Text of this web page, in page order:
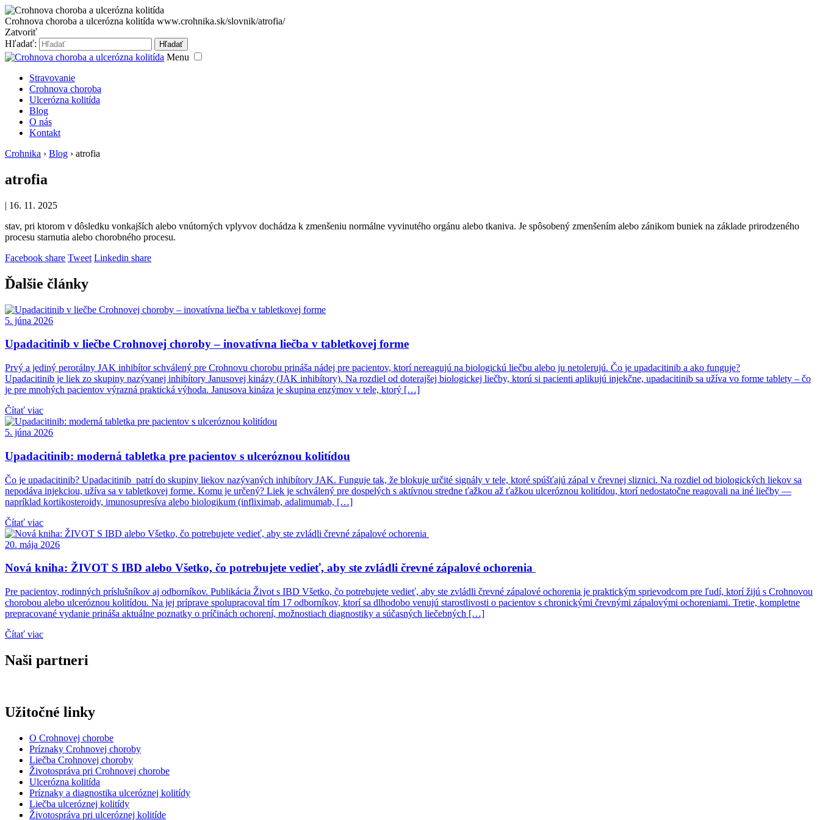
Crohnova choroba a ulcerózna kolitída www.crohnika.sk/slovnik/atrofia/
Zatvoriť
Hľadať:
Hľadať
Menu
Stravovanie
Crohnova choroba
Ulcerózna kolitída
Blog
O nás
Kontakt
Crohnika › Blog › atrofia
atrofia
| 16. 11. 2025
stav, pri ktorom v dôsledku vonkajších alebo vnútorných vplyvov dochádza k zmenšeniu normálne vyvinutého orgánu alebo tkaniva. Je spôsobený zmenšením alebo zánikom buniek na základe prirodzeného
procesu starnutia alebo chorobného procesu.
Facebook share Tweet Linkedin share
Ďalšie články
5. júna 2026
Upadacitinib v liečbe Crohnovej choroby – inovatívna liečba v tabletkovej forme
Prvý a jediný perorálny JAK inhibítor schválený pre Crohnovu chorobu prináša nádej pre pacientov, ktorí nereagujú na biologickú liečbu alebo ju netolerujú. Čo je upadacitinib a ako funguje?
Upadacitinib je liek zo skupiny nazývanej inhibítory Janusovej kinázy (JAK inhibítory). Na rozdiel od doterajšej biologickej liečby, ktorú si pacienti aplikujú injekčne, upadacitinib sa užíva vo forme tablety – čo
je pre mnohých pacientov výrazná praktická výhoda. Janusova kináza je skupina enzýmov v tele, ktorý […]
Čítať viac
5. júna 2026
Upadacitinib: moderná tabletka pre pacientov s ulceróznou kolitídou
Čo je upadacitinib? Upadacitinib patrí do skupiny liekov nazývaných inhibítory JAK. Funguje tak, že blokuje určité signály v tele, ktoré spúšťajú zápal v črevnej sliznici. Na rozdiel od biologických liekov sa
nepodáva injekciou, užíva sa v tabletkovej forme. Komu je určený? Liek je schválený pre dospelých s aktívnou stredne ťažkou až ťažkou ulceróznou kolitídou, ktorí nedostatočne reagovali na iné liečby —
napríklad kortikosteroidy, imunosupresíva alebo biologikum (infliximab, adalimumab, […]
Čítať viac
20. mája 2026
Nová kniha: ŽIVOT S IBD alebo Všetko, čo potrebujete vedieť, aby ste zvládli črevné zápalové ochorenia
Pre pacientov, rodinných príslušníkov aj odborníkov. Publikácia Život s IBD Všetko, čo potrebujete vedieť, aby ste zvládli črevné zápalové ochorenia je praktickým sprievodcom pre ľudí, ktorí žijú s Crohnovou
chorobou alebo ulceróznou kolitídou. Na jej príprave spolupracoval tím 17 odborníkov, ktorí sa dlhodobo venujú starostlivosti o pacientov s chronickými črevnými zápalovými ochoreniami. Tretie, kompletne
prepracované vydanie prináša aktuálne poznatky o príčinách ochorení, možnostiach diagnostiky a súčasných liečebných […]
Čítať viac
Naši partneri
Užitočné linky
O Crohnovej chorobe
Príznaky Crohnovej choroby
Liečba Crohnovej choroby
Životospráva pri Crohnovej chorobe
Ulcerózna kolitída
Príznaky a diagnostika ulceróznej kolitídy
Liečba ulceróznej kolitídy
Životospráva pri ulceróznej kolitíde